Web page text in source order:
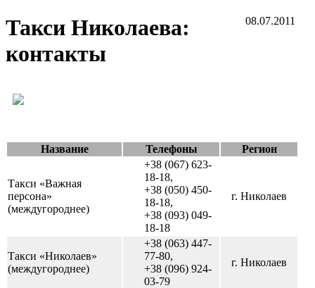
08.07.2011
Такси Николаева:
контакты
Название Телефоны Регион
Такси «Важная
персона»
(междугороднее)
+38 (067) 623-
18-18,
+38 (050) 450-
18-18,
+38 (093) 049-
18-18
г. Николаев
Такси «Николаев»
(междугороднее)
+38 (063) 447-
77-80,
+38 (096) 924-
03-79
г. Николаев